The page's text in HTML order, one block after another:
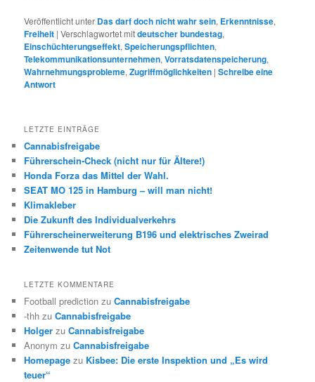
Veröffentlicht unter Das darf doch nicht wahr sein, Erkenntnisse,
Freiheit |Verschlagwortet mitdeutscher bundestag,
Einschüchterungseffekt,Speicherungspflichten,
Telekommunikationsunternehmen,Vorratsdatenspeicherung,
Wahrnehmungsprobleme,Zugriffmöglichkeiten |Schreibe eine
Antwort
LETZTE EINTRÄGE
Cannabisfreigabe
Führerschein-Check (nicht nur für Ältere!)
Honda Forza das Mittel der Wahl.
SEAT MO 125 in Hamburg – will man nicht!
Klimakleber
Die Zukunft des Individualverkehrs
Führerscheinerweiterung B196 und elektrisches Zweirad
Zeitenwende tut Not
LETZTE KOMMENTARE
Football prediction zuCannabisfreigabe
-thh zuCannabisfreigabe
Holger zuCannabisfreigabe
Anonym zuCannabisfreigabe
Homepage zu Kisbee: Die erste Inspektion und „Es wird
teuer“